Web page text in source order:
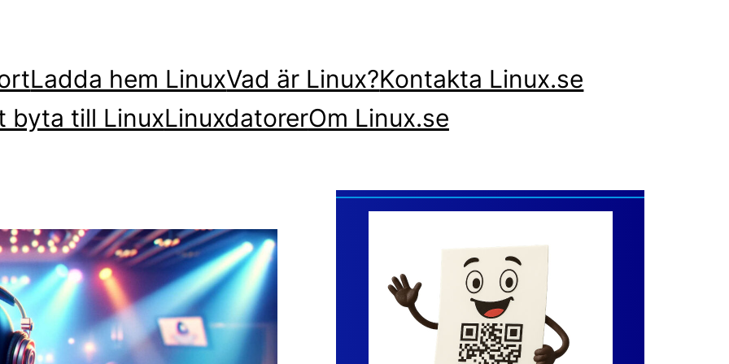
Ladda hem LinuxVad är Linux?Kontakta Linux.se
byta till LinuxLinuxdatorerOm Linux.se